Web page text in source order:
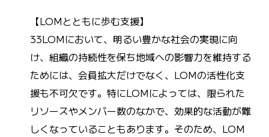
【LOMとともに歩む支援】
33LOMにおいて、明るい豊かな社会の実現に向
け、組織の持続性を保ち地域への影響力を維持する
ためには、会員拡大だけでなく、LOMの活性化支
援も不可欠です。特にLOMによっては、限られた
リソースやメンバー数のなかで、効果的な活動が難
しくなっていることもあります。そのため、LOM